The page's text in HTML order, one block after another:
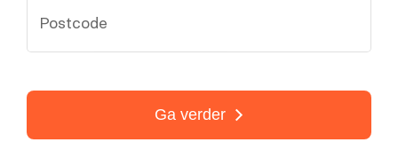
Postcode
Ga verder